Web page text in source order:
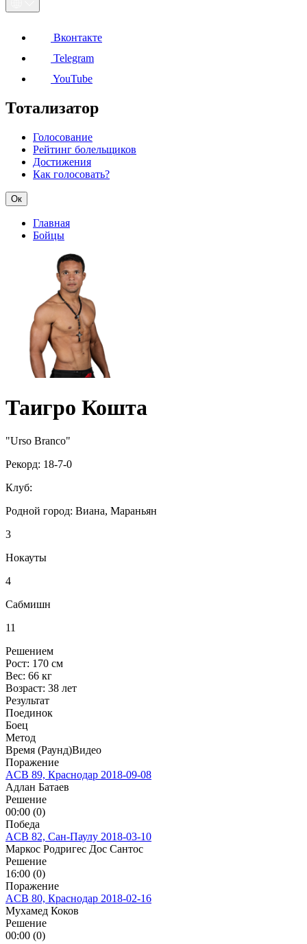
Вконтакте
Telegram
YouTube
Тотализатор
Голосование
Рейтинг болельщиков
Достижения
Как голосовать?
Ок
Главная
Бойцы
Таигро Кошта
"Urso Branco"
Рекорд: 18-7-0
Клуб:
Родной город: Виана, Мараньян
3
Нокауты
4
Сабмишн
11
Решением
Рост: 170 см
Вес: 66 кг
Возраст: 38 лет
Результат
Поединок
Боец
Метод
Время (Раунд)Видео
Поражение
ACB 89, Краснодар 2018-09-08
Адлан Батаев
Решение
00:00 (0)
Победа
ACB 82, Сан-Паулу 2018-03-10
Маркос Родригес Дос Сантос
Решение
16:00 (0)
Поражение
ACB 80, Краснодар 2018-02-16
Мухамед Коков
Решение
00:00 (0)